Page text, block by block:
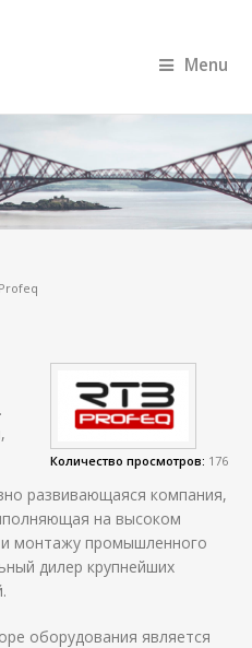
Menu
Profeq
Количество просмотров: 176
развивающаяся компания,
на высоком
монтажу промышленного
дилер крупнейших
оборудования является